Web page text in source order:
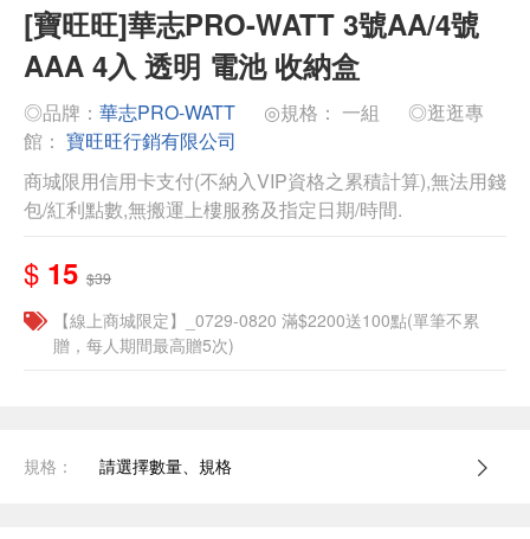
[寶旺旺]華志PRO-WATT 3號AA/4號
AAA 4入 透明 電池 收納盒
◎品牌： 華志PRO-WATT ◎規格： 一組
◎逛逛專
館： 寶旺旺行銷有限公司
商城限用信用卡支付(不納入VIP資格之累積計算),無法用錢
包/紅利點數,無搬運上樓服務及指定日期/時間.
$ 15 $39
【線上商城限定】_0729-0820 滿$2200送100點(單筆不累
贈，每人期間最高贈5次)
規格： 請選擇數量、規格